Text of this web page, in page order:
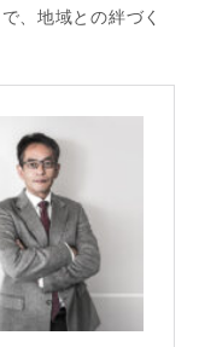
、地域との絆づく